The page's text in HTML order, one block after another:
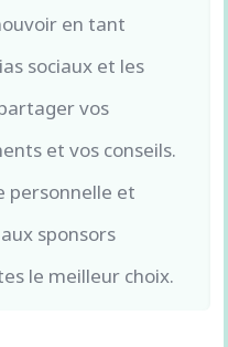
en tant
sociaux et les
vos
et vos conseils.
personnelle et
sponsors
le meilleur choix.